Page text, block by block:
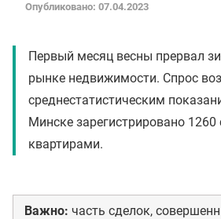
Опубликовано: 07.04.2023
Первый месяц весны прервал
рынке недвижимости. Спрос
среднестатистическим
Минске зарегистрировано 1260
квартирами.
Важно: часть сделок,